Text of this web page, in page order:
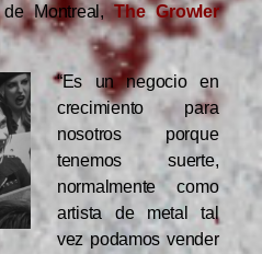
de Montreal,The Growler
“Es un negocio en
crecimiento para
nosotros porque
tenemos suerte,
normalmente como
artista de metal tal
vez podamos vender